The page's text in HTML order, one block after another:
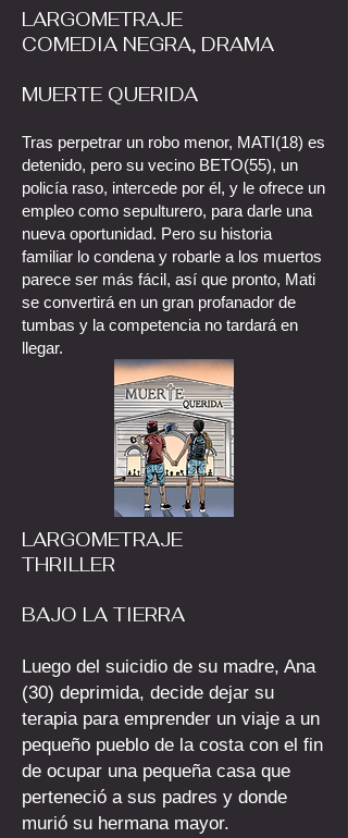
LARGOMETRAJE
COMEDIA NEGRA, DRAMA
MUERTE QUERIDA
Tras perpetrar un robo menor, MATI(18) es
detenido, pero su vecino BETO(55), un
policía raso, intercede por él, y le ofrece un
empleo como sepulturero, para darle una
nueva oportunidad. Pero su historia
familiar lo condena y robarle a los muertos
parece ser más fácil, así que pronto, Mati
se convertirá en un gran profanador de
tumbas y la competencia no tardará en
llegar.
LARGOMETRAJE
THRILLER
BAJO LA TIERRA
Luego del suicidio de su madre, Ana
(30) deprimida, decide dejar su
terapia para emprender un viaje a un
pequeño pueblo de la costa con el fin
de ocupar una pequeña casa que
perteneció a sus padres y donde
murió su hermana mayor.